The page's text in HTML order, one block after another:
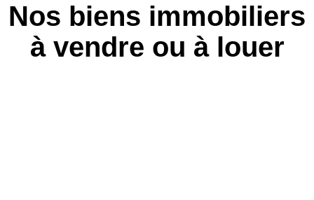
Nos biens immobiliers
à vendre ou à louer